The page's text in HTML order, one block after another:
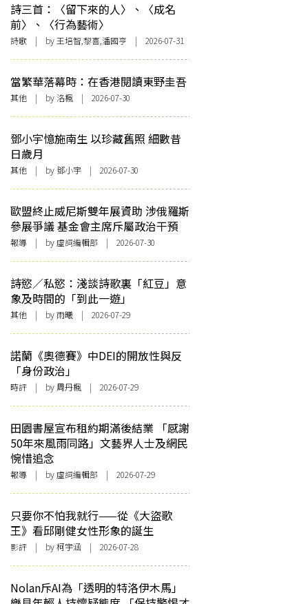
詩三首：〈留下來的人〉、〈成名
前〉、〈行為藝術〉
詩歌 | by 王培智,黎喜,潘國亨 | 2026-07-31
當繁華落幕時：在香港閱讀東野圭吾
其他 | by洛楓 | 2026-07-30
鄧小宇憶施南生 以珍藏舊照 細數昔
日歲月
其他 | by 鄧小宇 | 2026-07-30
歐盟終止威尼斯雙年展資助 涉俄羅斯
參展爭議 基金會主席斥屬政治干預
報導 | by 虛詞編輯部 | 2026-07-30
詩慾／私慾：淺談詩歌裏「紅豆」意
象及時間的「到此一遊」
其他 | by 雨曦 | 2026-07-29
諾蘭《奧德賽》中DEI的開放性與反
「身份政治」
時評 | by 周丹楓 | 2026-07-29
田園書屋宣布租約期滿後結業 「感謝
50年來風雨同路」文藝界人士及網民
惋惜追念
報導 | by 虛詞編輯部 | 2026-07-29
只要你不怕我就行——從《大盜歌
王》看邱剛健女性形象的誕生
影評 | by 柯宇涵 | 2026-07-28
Nolan斥AI為「透明的特洛伊木馬」